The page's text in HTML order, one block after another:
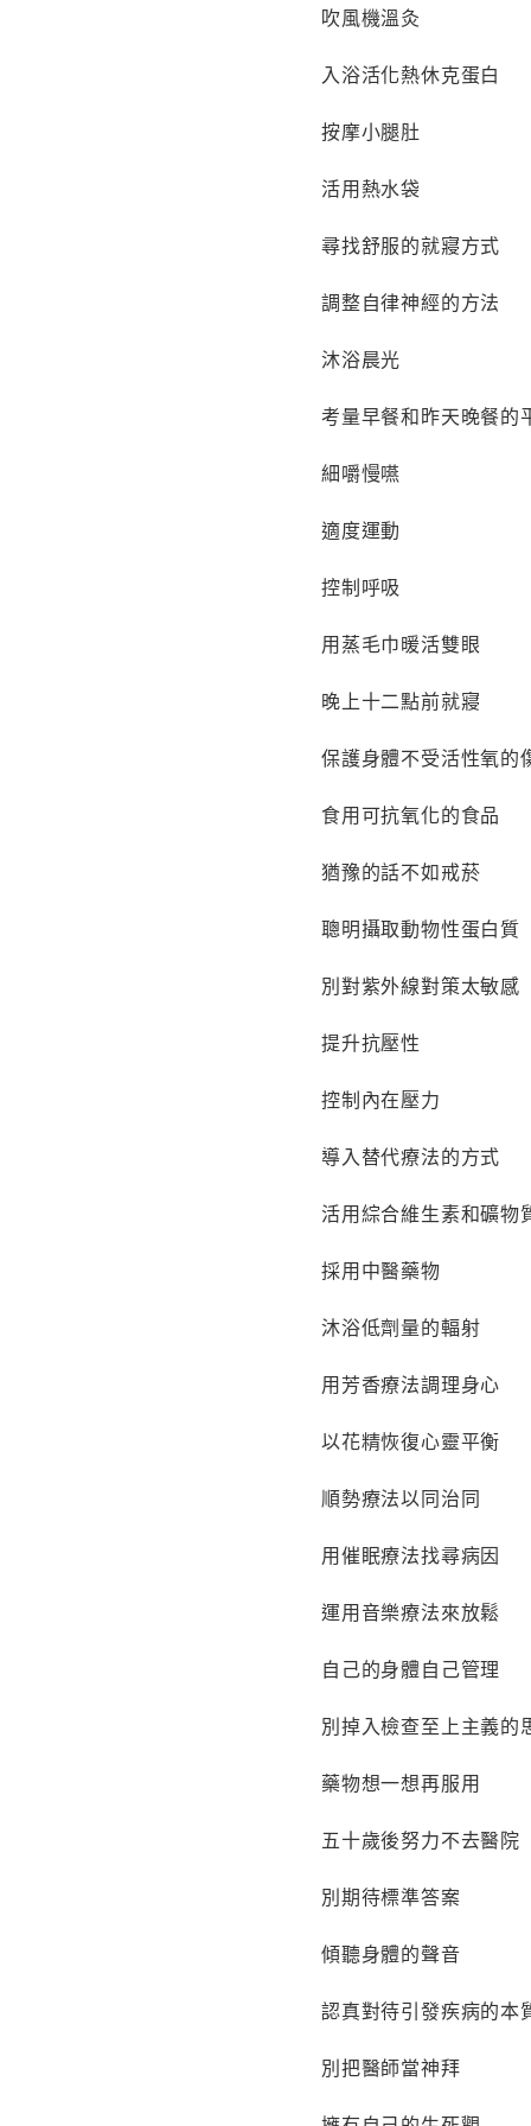
吹風機溫灸
入浴活化熱休克蛋白
按摩小腿肚
活用熱水袋
尋找舒服的就寢方式
調整自律神經的方法
沐浴晨光
考量早餐和昨天晚餐的
細嚼慢嚥
適度運動
控制呼吸
用蒸毛巾暖活雙眼
晚上十二點前就寢
保護身體不受活性氧的
食用可抗氧化的食品
猶豫的話不如戒菸
聰明攝取動物性蛋白質
別對紫外線對策太敏感
提升抗壓性
控制內在壓力
導入替代療法的方式
活用綜合維生素和礦物
採用中醫藥物
沐浴低劑量的輻射
用芳香療法調理身心
以花精恢復心靈平衡
順勢療法以同治同
用催眠療法找尋病因
運用音樂療法來放鬆
自己的身體自己管理
別掉入檢查至上主義的
藥物想一想再服用
五十歲後努力不去醫院
別期待標準答案
傾聽身體的聲音
認真對待引發疾病的本
別把醫師當神拜